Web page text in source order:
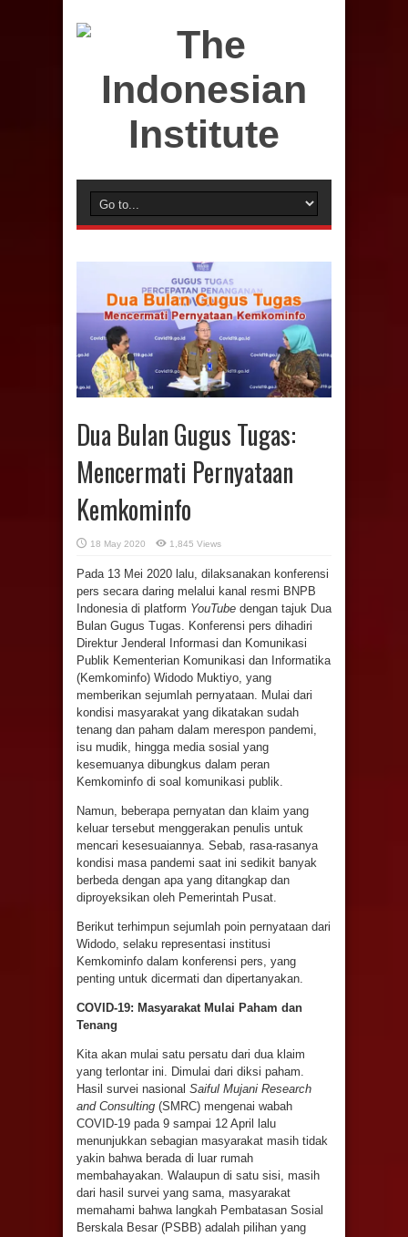
Dua Bulan Gugus Tugas:
Mencermati Pernyataan
Kemkominfo
18 May 2020 1,845 Views
Pada 13 Mei 2020 lalu, dilaksanakan konferensi
pers secara daring melalui kanal resmi BNPB
Indonesia di platform YouTube dengan tajuk Dua
Bulan Gugus Tugas. Konferensi pers dihadiri
Direktur Jenderal Informasi dan Komunikasi
Publik Kementerian Komunikasi dan Informatika
(Kemkominfo) Widodo Muktiyo, yang
memberikan sejumlah pernyataan. Mulai dari
kondisi masyarakat yang dikatakan sudah
tenang dan paham dalam merespon pandemi,
isu mudik, hingga media sosial yang
kesemuanya dibungkus dalam peran
Kemkominfo di soal komunikasi publik.
Namun, beberapa pernyatan dan klaim yang
keluar tersebut menggerakan penulis untuk
mencari kesesuaiannya. Sebab, rasa-rasanya
kondisi masa pandemi saat ini sedikit banyak
berbeda dengan apa yang ditangkap dan
diproyeksikan oleh Pemerintah Pusat.
Berikut terhimpun sejumlah poin pernyataan dari
Widodo, selaku representasi institusi
Kemkominfo dalam konferensi pers, yang
penting untuk dicermati dan dipertanyakan.
COVID-19: Masyarakat Mulai Paham dan
Tenang
Kita akan mulai satu persatu dari dua klaim
yang terlontar ini. Dimulai dari diksi paham.
Hasil survei nasional Saiful Mujani Research
and Consulting (SMRC) mengenai wabah
COVID-19 pada 9 sampai 12 April lalu
menunjukkan sebagian masyarakat masih tidak
yakin bahwa berada di luar rumah
membahayakan. Walaupun di satu sisi, masih
dari hasil survei yang sama, masyarakat
memahami bahwa langkah Pembatasan Sosial
Berskala Besar (PSBB) adalah pilihan yang